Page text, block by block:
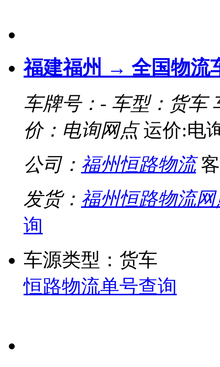
福建福州 → 全国物流
车牌号：- 车型：货车
价：电询网点运价:电
公司： 福州恒路物流客
发货： 福州恒路物流
询
车源类型：货车
恒路物流单号查询